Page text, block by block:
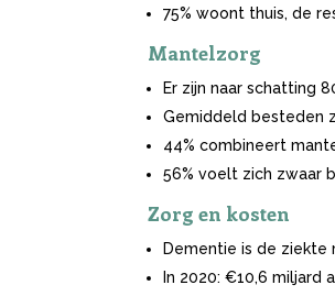
75% woont thuis, de
Mantelzorg
Er zijn naar schatting
Gemiddeld besteden
44% combineert
56% voelt zich zwaar
Zorg en kosten
Dementie is de ziekte
In 2020: €10,6 miljard